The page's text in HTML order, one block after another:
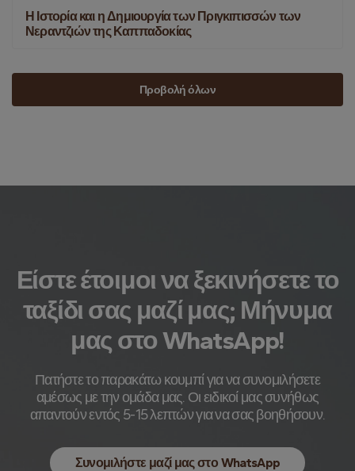
Η Ιστορία και η Δημιουργία των Πριγκιπισσών των
Νεραντζιών της Καππαδοκίας
Προβολή όλων
Είστε έτοιμοι να ξεκινήσετε το
ταξίδι σας μαζί μας; Μήνυμα
μας στο WhatsApp!
Πατήστε το παρακάτω κουμπί για να συνομιλήσετε
αμέσως με την ομάδα μας. Οι ειδικοί μας συνήθως
απαντούν εντός 5-15 λεπτών για να σας βοηθήσουν.
Συνομιλήστε μαζί μας στο WhatsApp